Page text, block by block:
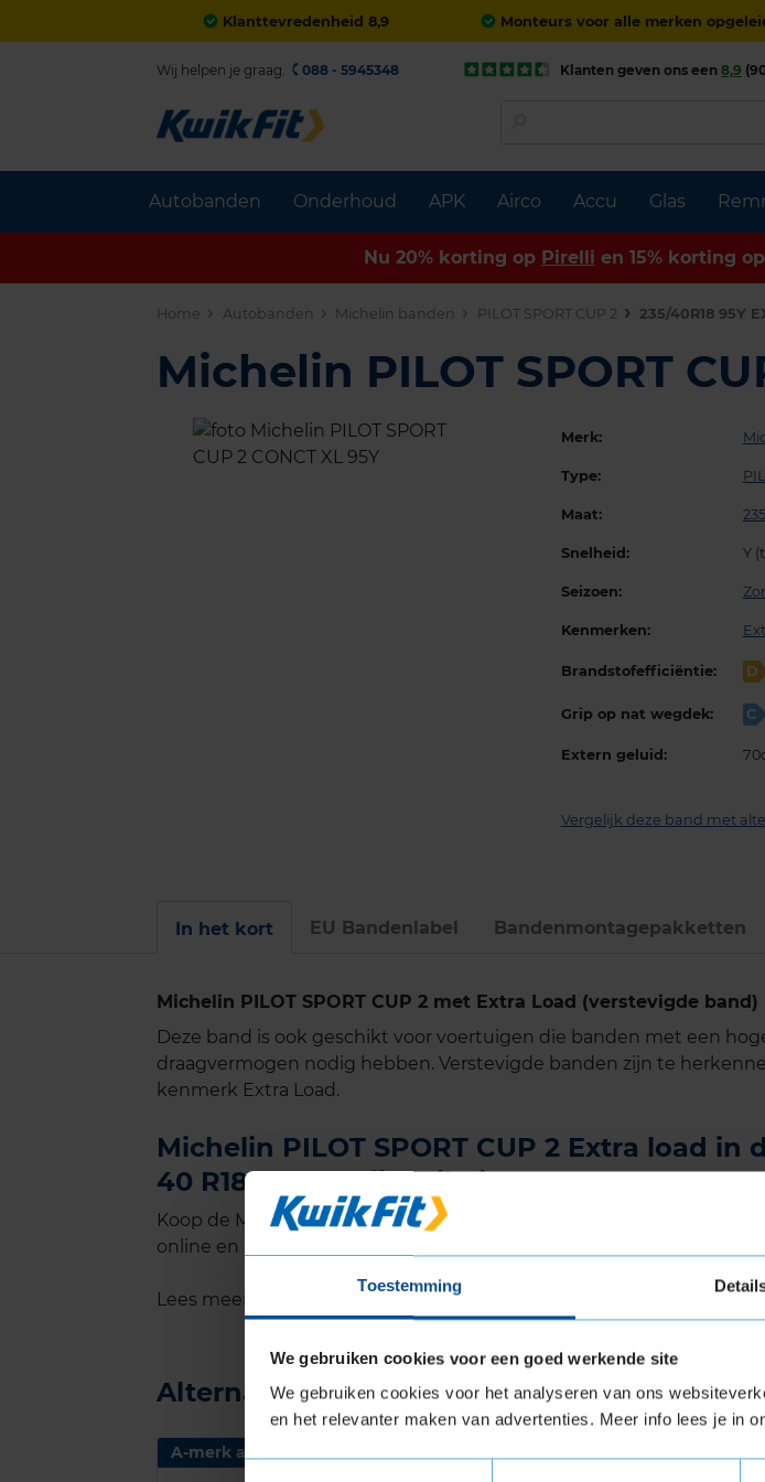
Toestemming
We gebruiken cookies voor een goed werkende site
We gebruiken cookies voor het analyseren van ons
en het relevanter maken van advertenties. Meer info lees je in
Toestemmingsselectie
Klanttevredenheid 8,9 Monteurs voor alle merken
Autobanden Onderhoud APK Airco Accu Glas
Wij helpen je graag. 088 - 5945348 Klanten geven ons een 8,9
Nu 20% korting op Pirelli en 15% korting op
Home Autobanden Michelin banden PILOT SPORT CUP 2 235/40R18 95Y
Michelin PILOT SPORT
Merk:
Type:
Maat:
Snelheid: Y
Seizoen:
Kenmerken:
Brandstofefficiëntie: D
Grip op nat wegdek: C
Extern geluid:
Vergelijk deze band met
In het kort EU Bandenlabel Bandenmontage­pakketten
Michelin PILOT SPORT CUP 2 met Extra Load (verstevigde band)
Deze band is ook geschikt voor voertuigen die banden met een
draagvermogen nodig hebben. Verstevigde banden zijn te
kenmerk Extra Load.
Michelin PILOT SPORT CUP 2 Extra load in
40 R18 kopen bij KwikFit
Koop de Michelin PILOT SPORT CUP 2 Extra load in de maat 235 40
online en plan ook gelijk online je montageafspraak in bij jouw
Lees meer informatie over de maat van deze autoband:
Alternatief voor deze band
A-merk alternatief